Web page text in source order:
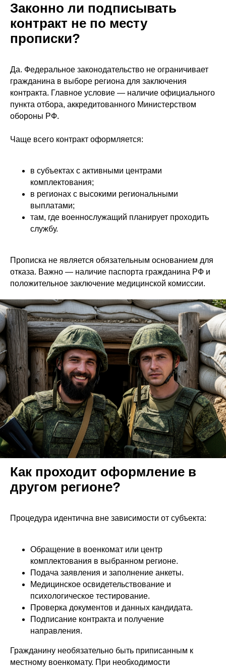
Законно ли подписывать
контракт не по месту
прописки?
Да. Федеральное законодательство не ограничивает
гражданина в выборе региона для заключения
контракта. Главное условие — наличие официального
пункта отбора, аккредитованного Министерством
обороны РФ.
Чаще всего контракт оформляется:
в субъектах с активными центрами
комплектования;
в регионах с высокими региональными
выплатами;
там, где военнослужащий планирует проходить
службу.
Прописка не является обязательным основанием для
отказа. Важно — наличие паспорта гражданина РФ и
положительное заключение медицинской комиссии.
Как проходит оформление в
другом регионе?
Процедура идентична вне зависимости от субъекта:
Обращение в военкомат или центр
комплектования в выбранном регионе.
Подача заявления и заполнение анкеты.
Медицинское освидетельствование и
психологическое тестирование.
Проверка документов и данных кандидата.
Подписание контракта и получение
направления.
Гражданину необязательно быть приписанным к
местному военкомату. При необходимости